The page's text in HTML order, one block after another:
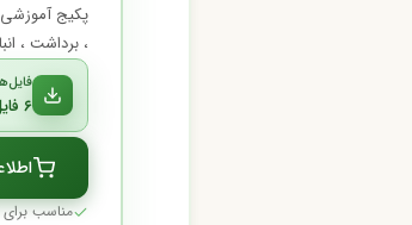
پکیج
، برداشت ،
۶ فایل کاربردی
مناسب برای